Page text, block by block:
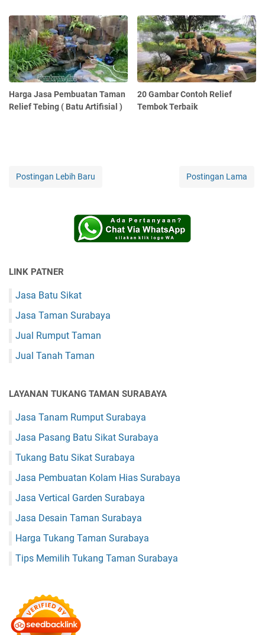
Harga Jasa Pembuatan Taman
Relief Tebing ( Batu Artifisial )
20 Gambar Contoh Relief
Tembok Terbaik
Postingan Lebih Baru Postingan Lama
LINK PATNER
Jasa Batu Sikat
Jasa Taman Surabaya
Jual Rumput Taman
Jual Tanah Taman
LAYANAN TUKANG TAMAN SURABAYA
Jasa Tanam Rumput Surabaya
Jasa Pasang Batu Sikat Surabaya
Tukang Batu Sikat Surabaya
Jasa Pembuatan Kolam Hias Surabaya
Jasa Vertical Garden Surabaya
Jasa Desain Taman Surabaya
Harga Tukang Taman Surabaya
Tips Memilih Tukang Taman Surabaya